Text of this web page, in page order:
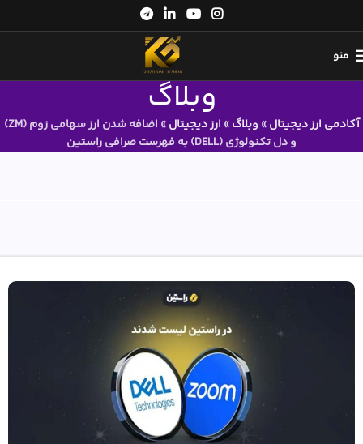
منو
وبلاگ
آکادمی ارز دیجیتال» وبلاگ» ارز دیجیتال»
اضافه شدن ارز سهامی زوم (ZM)
و دل تکنولوژی (DELL) به فهرست صرافی راستین